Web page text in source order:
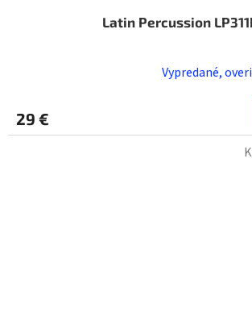
Latin Percussion
produktu
je
Vypredané,
29 €